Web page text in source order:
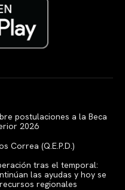
postulaciones a la Beca
2026
Correa (Q.E.P.D.)
tras el temporal:
las ayudas y hoy se
regionales